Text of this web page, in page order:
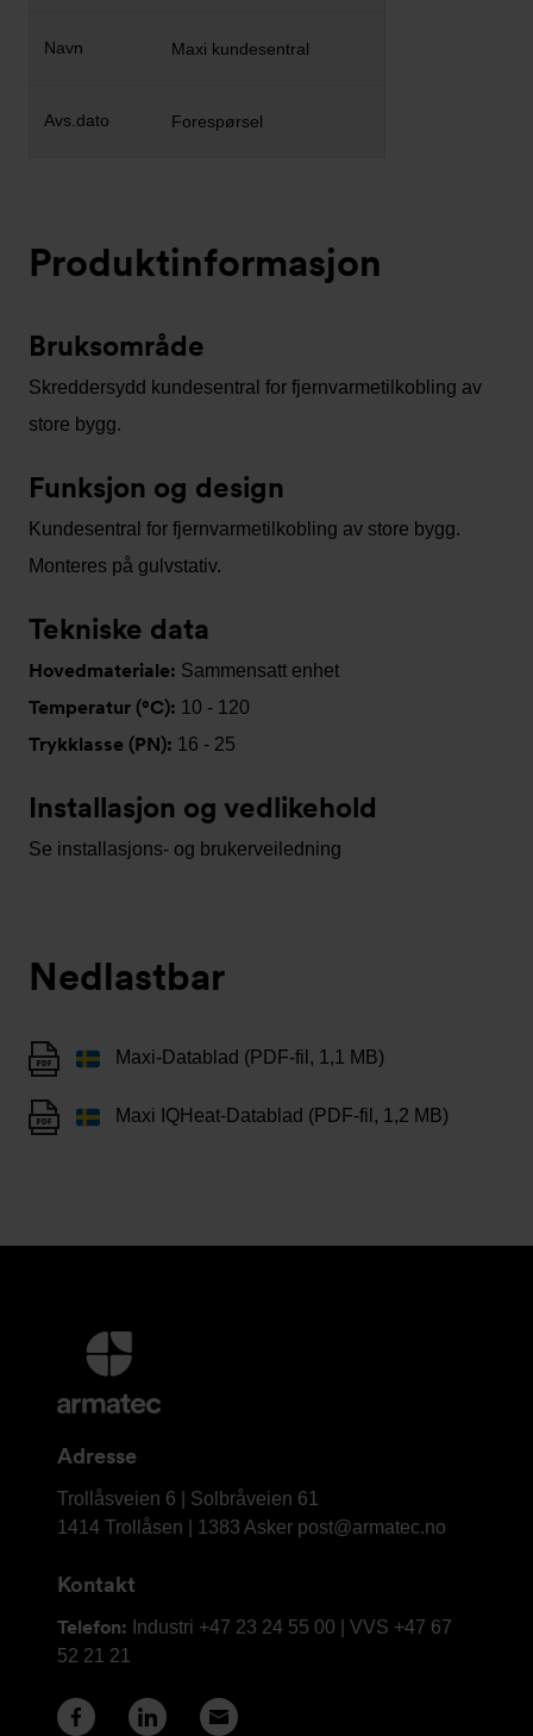
Maxi kundesentral
Forespørsel
Produktinformasjon
Bruksområde
Skreddersydd kundesentral for fjernvarmetilkobling av
store bygg.
Funksjon og design
Kundesentral for fjernvarmetilkobling av store bygg.
Monteres på gulvstativ.
Tekniske data
Hovedmateriale: Sammensatt enhet
Temperatur (°C): 10 - 120
Trykklasse (PN): 16 - 25
Installasjon og vedlikehold
Se installasjons- og brukerveiledning
Nedlastbar
Maxi-Datablad (PDF-fil, 1,1 MB)
Maxi IQHeat-Datablad (PDF-fil, 1,2 MB)
Mer
informasjon
og
Adresse
Armatec
AS
Trollåsveien 6 | Solbråveien 61
1414 Trollåsen | 1383 Asker post@armatec.no
Kontakt
Telefon: Industri +47 23 24 55 00 | VVS +47 67
52 21 21